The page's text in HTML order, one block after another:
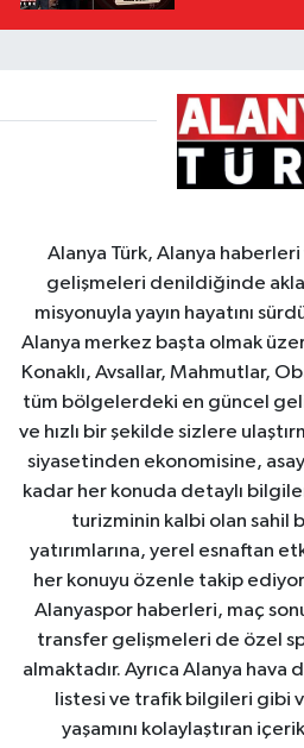
Alanya Türk, Alanya
gelişmeleri denildiğinde
misyonuyla yayın hayatını
Alanya merkez başta olmak
Konaklı, Avsallar, Mahmutlar,
tüm bölgelerdeki en güncel
ve hızlı bir şekilde sizlere
siyasetinden ekonomisine,
kadar her konuda detaylı
turizminin kalbi olan sahil
yatırımlarına, yerel esnaftan
her konuyu özenle takip
Alanyaspor haberleri, maç
transfer gelişmeleri de özel
almaktadır. Ayrıca Alanya
listesi ve trafik bilgileri gibi
yaşamını kolaylaştıran